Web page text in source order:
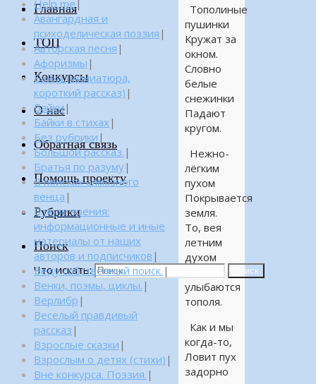
Главная
ТОП
Конкурсы
О нас
Обратная связь
Помощь проекту
Рубрики
Поиск
Что искать: Поиск
Тополиные
пушинки
Кружат за
окном.
Словно
белые
снежинки
Падают
кругом.
Нежно-
лёгким
пухом
Покрывается
земля.
То, вея
летним
духом
улыбаются
тополя.
Как и мы
когда-то,
Ловит пух
задорно
Help me|
Авангардная и
психоделическая поэзия |
Авторская песня |
Афоризмы |
Байка (миниатюра,
короткий рассказ) |
Байки|
Байки в стихах |
Без рубрики |
Большой рассказ. |
Братья по разуму|
В поисках алмазного
венца |
В поле зрения:
информационные и иные
материалы от наших
авторов и подписчиков |
Веду собственный поиск. |
Венки, поэмы, циклы. |
Верлибр |
Веселый правдивый
рассказ |
Взрослые сказки |
Взрослым о детях (стихи) |
Вне конкурса. Поэзия. |